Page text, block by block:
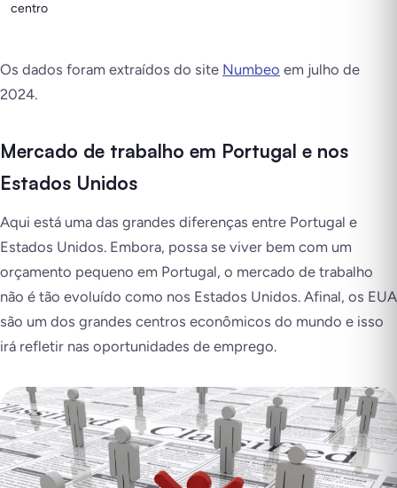
centro
Os dados foram extraídos do site Numbeo em julho de
2024.
Mercado de trabalho em Portugal e nos
Estados Unidos
Aqui está uma das grandes diferenças entre Portugal e
Estados Unidos. Embora, possa se viver bem com um
orçamento pequeno em Portugal, o mercado de trabalho
não é tão evoluído como nos Estados Unidos. Afinal, os EUA
são um dos grandes centros econômicos do mundo e isso
irá refletir nas oportunidades de emprego.